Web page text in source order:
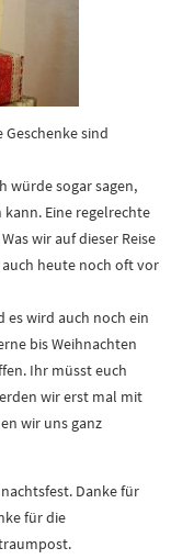
Geschenke sind
würde sogar sagen,
Eine regelrechte
wir auf dieser Reise
heute noch oft vor
wird auch noch ein
bis Weihnachten
Ihr müsst euch
wir erst mal mit
wir uns ganz
Danke für
für die